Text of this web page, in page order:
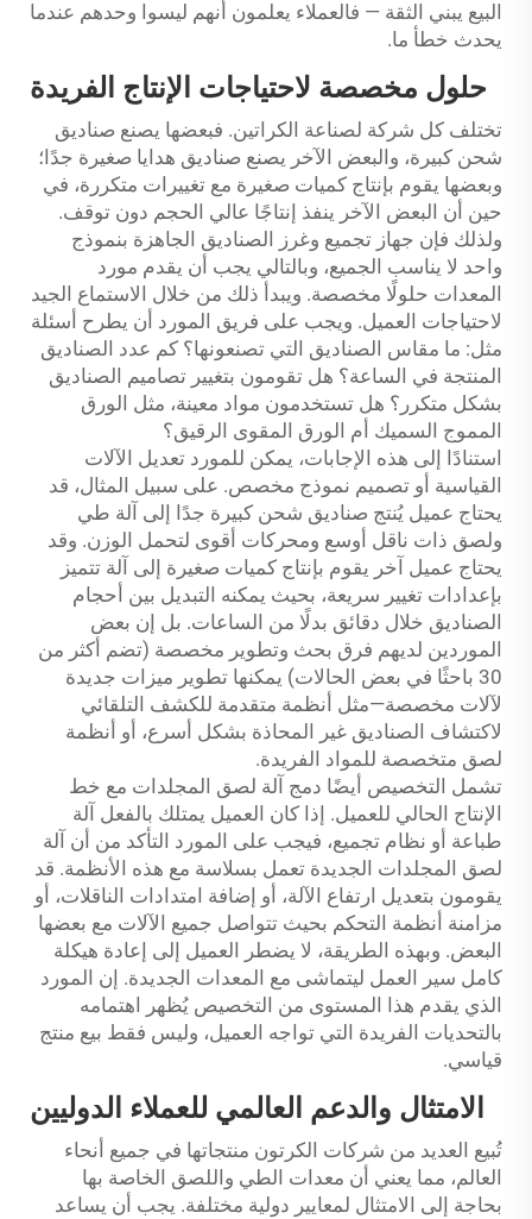
البيع يبني الثقة — فالعملاء يعلمون أنهم ليسوا وحدهم عندما
يحدث خطأ ما.
حلول مخصصة لاحتياجات الإنتاج الفريدة
تختلف كل شركة لصناعة الكراتين. فبعضها يصنع صناديق
شحن كبيرة، والبعض الآخر يصنع صناديق هدايا صغيرة جدًا؛
وبعضها يقوم بإنتاج كميات صغيرة مع تغييرات متكررة، في
حين أن البعض الآخر ينفذ إنتاجًا عالي الحجم دون توقف.
ولذلك فإن جهاز تجميع وغرز الصناديق الجاهزة بنموذج
واحد لا يناسب الجميع، وبالتالي يجب أن يقدم مورد
المعدات حلولًا مخصصة. ويبدأ ذلك من خلال الاستماع الجيد
لاحتياجات العميل. ويجب على فريق المورد أن يطرح أسئلة
مثل: ما مقاس الصناديق التي تصنعونها؟ كم عدد الصناديق
المنتجة في الساعة؟ هل تقومون بتغيير تصاميم الصناديق
بشكل متكرر؟ هل تستخدمون مواد معينة، مثل الورق
المموج السميك أم الورق المقوى الرقيق؟
استنادًا إلى هذه الإجابات، يمكن للمورد تعديل الآلات
القياسية أو تصميم نموذج مخصص. على سبيل المثال، قد
يحتاج عميل يُنتج صناديق شحن كبيرة جدًا إلى آلة طي
ولصق ذات ناقل أوسع ومحركات أقوى لتحمل الوزن. وقد
يحتاج عميل آخر يقوم بإنتاج كميات صغيرة إلى آلة تتميز
بإعدادات تغيير سريعة، بحيث يمكنه التبديل بين أحجام
الصناديق خلال دقائق بدلًا من الساعات. بل إن بعض
الموردين لديهم فرق بحث وتطوير مخصصة (تضم أكثر من
30 باحثًا في بعض الحالات) يمكنها تطوير ميزات جديدة
لآلات مخصصة—مثل أنظمة متقدمة للكشف التلقائي
لاكتشاف الصناديق غير المحاذة بشكل أسرع، أو أنظمة
لصق متخصصة للمواد الفريدة.
تشمل التخصيص أيضًا دمج آلة لصق المجلدات مع خط
الإنتاج الحالي للعميل. إذا كان العميل يمتلك بالفعل آلة
طباعة أو نظام تجميع، فيجب على المورد التأكد من أن آلة
لصق المجلدات الجديدة تعمل بسلاسة مع هذه الأنظمة. قد
يقومون بتعديل ارتفاع الآلة، أو إضافة امتدادات الناقلات، أو
مزامنة أنظمة التحكم بحيث تتواصل جميع الآلات مع بعضها
البعض. وبهذه الطريقة، لا يضطر العميل إلى إعادة هيكلة
كامل سير العمل ليتماشى مع المعدات الجديدة. إن المورد
الذي يقدم هذا المستوى من التخصيص يُظهر اهتمامه
بالتحديات الفريدة التي تواجه العميل، وليس فقط بيع منتج
قياسي.
الامتثال والدعم العالمي للعملاء الدوليين
تُبيع العديد من شركات الكرتون منتجاتها في جميع أنحاء
العالم، مما يعني أن معدات الطي واللصق الخاصة بها
بحاجة إلى الامتثال لمعايير دولية مختلفة. يجب أن يساعد